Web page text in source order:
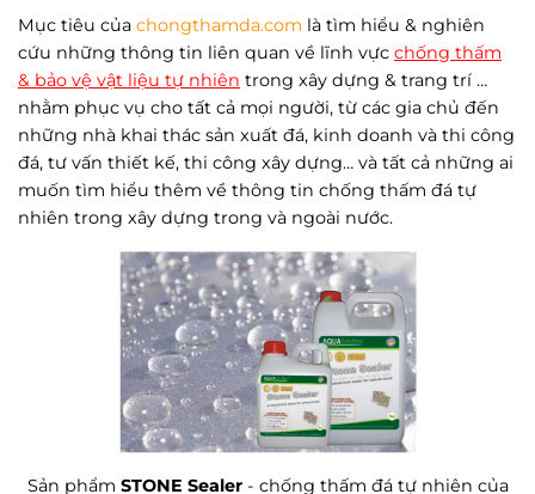
Mục tiêu của chongthamda.com là tìm hiểu & nghiên
cứu những thông tin liên quan về lĩnh vực chống thấm
& bảo vệ vật liệu tự nhiên trong xây dựng & trang trí …
nhằm phục vụ cho tất cả mọi người, từ các gia chủ đến
những nhà khai thác sản xuất đá, kinh doanh và thi công
đá, tư vấn thiết kế, thi công xây dựng… và tất cả những ai
muốn tìm hiểu thêm về thông tin chống thấm đá tự
nhiên trong xây dựng trong và ngoài nước.
Sản phẩm STONE Sealer- chống thấm đá tự nhiên của